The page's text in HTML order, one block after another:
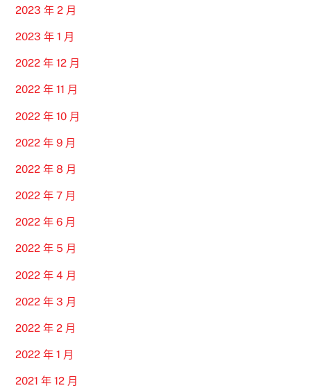
2023 年 2 月
2023 年 1 月
2022 年 12 月
2022 年 11 月
2022 年 10 月
2022 年 9 月
2022 年 8 月
2022 年 7 月
2022 年 6 月
2022 年 5 月
2022 年 4 月
2022 年 3 月
2022 年 2 月
2022 年 1 月
2021 年 12 月